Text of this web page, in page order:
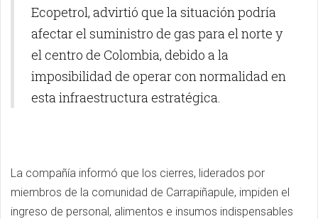
Ecopetrol, advirtió que la situación podría
afectar el suministro de gas para el norte y
el centro de Colombia, debido a la
imposibilidad de operar con normalidad en
esta infraestructura estratégica.
La compañía informó que los cierres, liderados por
miembros de la comunidad de Carrapiñapule, impiden el
ingreso de personal, alimentos e insumos indispensables